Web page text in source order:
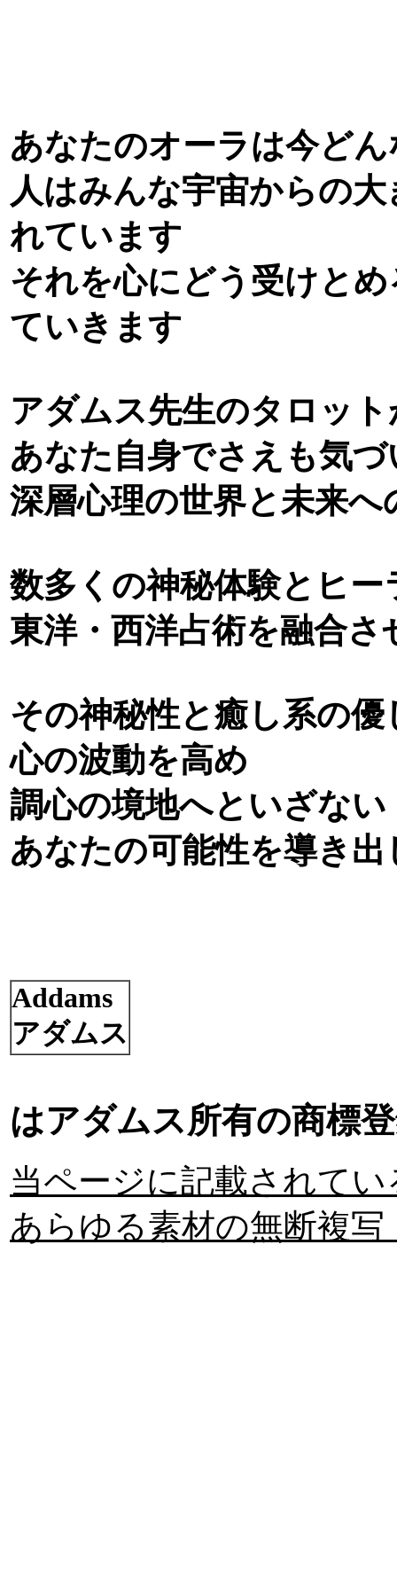
あなたのオーラは今ど
人はみんな宇宙からの
れています
それを心にどう受けと
ていきます
アダムス先生のタロッ
あなた自身でさえも気
深層心理の世界と未来へ
数多くの神秘体験とヒ
東洋・西洋占術を融合
その神秘性と癒し系の
心の波動を高め
調心の境地へといざない
あなたの可能性を導き
Addams
アダムス
はアダムス所有の商標
当ページに記載されて
あらゆる素材の無断複